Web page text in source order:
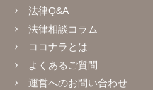
法律Q&A
法律相談コラム
ココナラとは
よくあるご質問
運営へのお問い合わせ